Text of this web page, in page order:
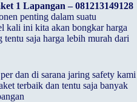
1 Lapangan – 081213149128
penting dalam suatu
kali ini kita akan bongkar harga
saja harga lebih murah dari
dan di sarana jaring safety kami
terbaik dan tentu saja banyak